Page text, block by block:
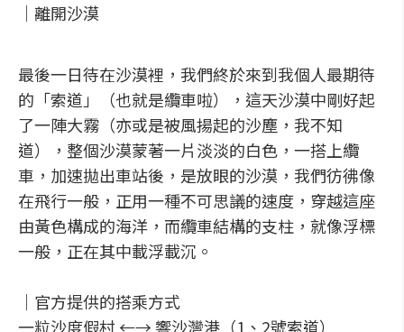
｜離開沙漠
最後一日待在沙漠裡，我們終於來到我個人最期待
的「索道」（也就是纜車啦），這天沙漠中剛好起
了一陣大霧（亦或是被風揚起的沙塵，我不知
道），整個沙漠蒙著一片淡淡的白色，一搭上纜
車，加速拋出車站後，是放眼的沙漠，我們彷彿像
在飛行一般，正用一種不可思議的速度，穿越這座
由黃色構成的海洋，而纜車結構的支柱，就像浮標
一般，正在其中載浮載沉。
｜官方提供的搭乘方式
一粒沙度假村 ←→ 響沙灣港（1、2號索道）